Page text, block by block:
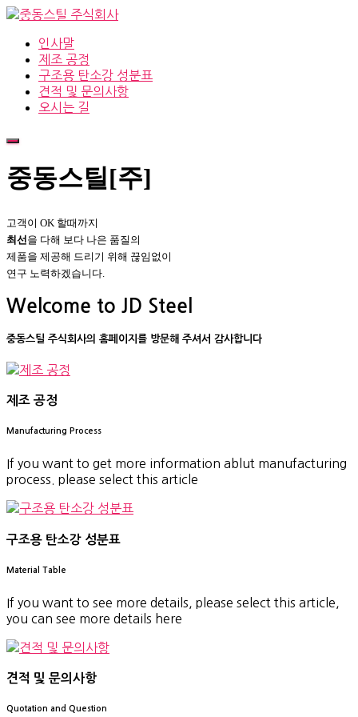
인사말
제조 공정
구조용 탄소강 성분표
견적 및 문의사항
오시는 길
내
게
이
토
글
중동스틸[주]
고객이 OK 할때까지
최선 을 다해 보다 나은 품질의
제품을 제공해 드리기 위해 끊임없이
연구 노력하겠습니다.
Welcome to JD Steel
중동스틸 주식회사의 홈페이지를 방문해 주셔서 감사합니다
제조 공정
Manufacturing Process
If you want to get more information ablut manufacturing
process. please select this article
구조용 탄소강 성분표
Material Table
If you want to see more details, please select this article,
you can see more details here
견적 및 문의사항
Quotation and Question